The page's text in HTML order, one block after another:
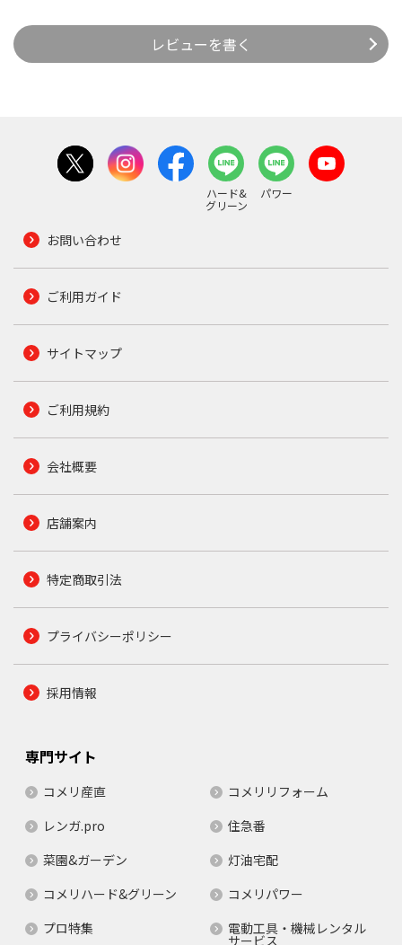
レビューを書く
ハード&
グリーン
パワー
お問い合わせ
ご利用ガイド
サイトマップ
ご利用規約
会社概要
店舗案内
特定商取引法
プライバシーポリシー
採用情報
専門サイト
コメリ産直
コメリリフォーム
レンガ.pro
住急番
菜園&ガーデン
灯油宅配
コメリハード&グリーン
コメリパワー
プロ特集
電動工具・機械レンタル
サービス